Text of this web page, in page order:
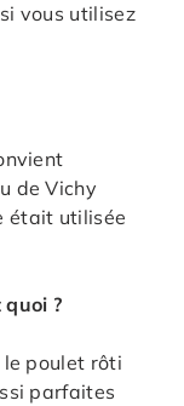
vous utilisez
de Vichy
était utilisée
?
poulet rôti
parfaites